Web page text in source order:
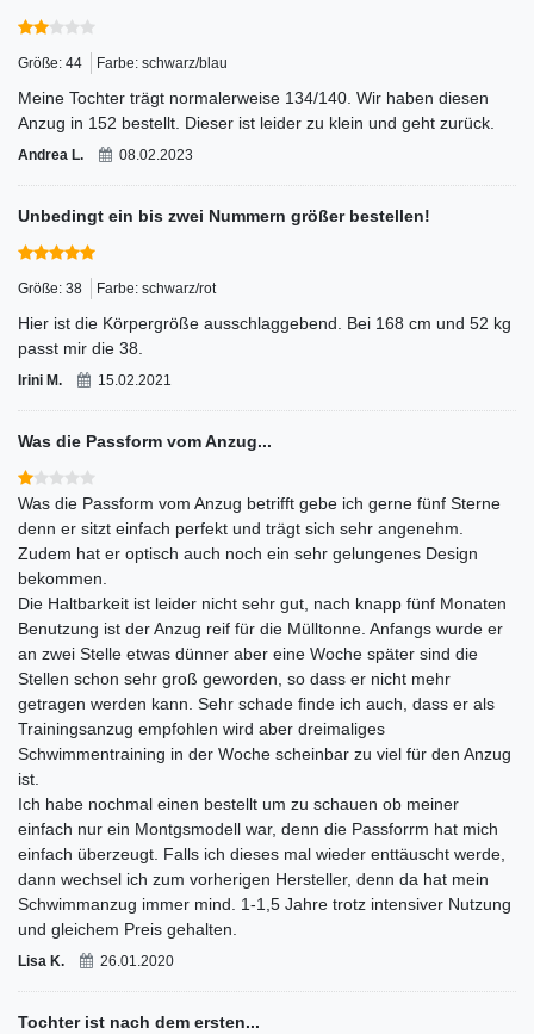
Größe: 44 Farbe: schwarz/blau
Meine Tochter trägt normalerweise 134/140. Wir haben diesen
Anzug in 152 bestellt. Dieser ist leider zu klein und geht zurück.
Andrea L. 08.02.2023
Unbedingt ein bis zwei Nummern größer bestellen!
Größe: 38 Farbe: schwarz/rot
Hier ist die Körpergröße ausschlaggebend. Bei 168 cm und 52 kg
passt mir die 38.
Irini M. 15.02.2021
Was die Passform vom Anzug...
Was die Passform vom Anzug betrifft gebe ich gerne fünf Sterne
denn er sitzt einfach perfekt und trägt sich sehr angenehm.
Zudem hat er optisch auch noch ein sehr gelungenes Design
bekommen.
Die Haltbarkeit ist leider nicht sehr gut, nach knapp fünf Monaten
Benutzung ist der Anzug reif für die Mülltonne. Anfangs wurde er
an zwei Stelle etwas dünner aber eine Woche später sind die
Stellen schon sehr groß geworden, so dass er nicht mehr
getragen werden kann. Sehr schade finde ich auch, dass er als
Trainingsanzug empfohlen wird aber dreimaliges
Schwimmentraining in der Woche scheinbar zu viel für den Anzug
ist.
Ich habe nochmal einen bestellt um zu schauen ob meiner
einfach nur ein Montgsmodell war, denn die Passforrm hat mich
einfach überzeugt. Falls ich dieses mal wieder enttäuscht werde,
dann wechsel ich zum vorherigen Hersteller, denn da hat mein
Schwimmanzug immer mind. 1-1,5 Jahre trotz intensiver Nutzung
und gleichem Preis gehalten.
Lisa K. 26.01.2020
Tochter ist nach dem ersten...